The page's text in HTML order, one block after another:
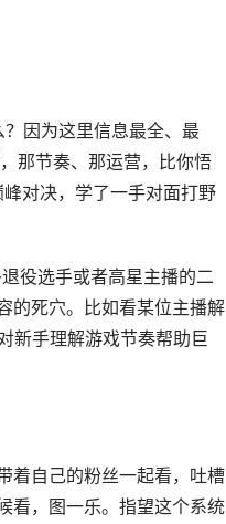
因为这里信息最全、最
那节奏、那运营，比你悟
对决，学了一手对面打野
役选手或者高星主播的二
的死穴。比如看某位主播解
新手理解游戏节奏帮助巨
着自己的粉丝一起看，吐槽
看，图一乐。指望这个系统